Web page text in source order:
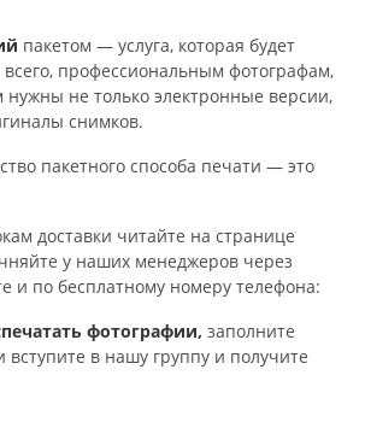
пакетом — услуга, которая будет
профессиональным фотографам,
нужны не только электронные версии,
снимков.
пакетного способа печати — это
доставки читайте на странице
у наших менеджеров через
и по бесплатному номеру телефона:
фотографии, заполните
в нашу группу и получите